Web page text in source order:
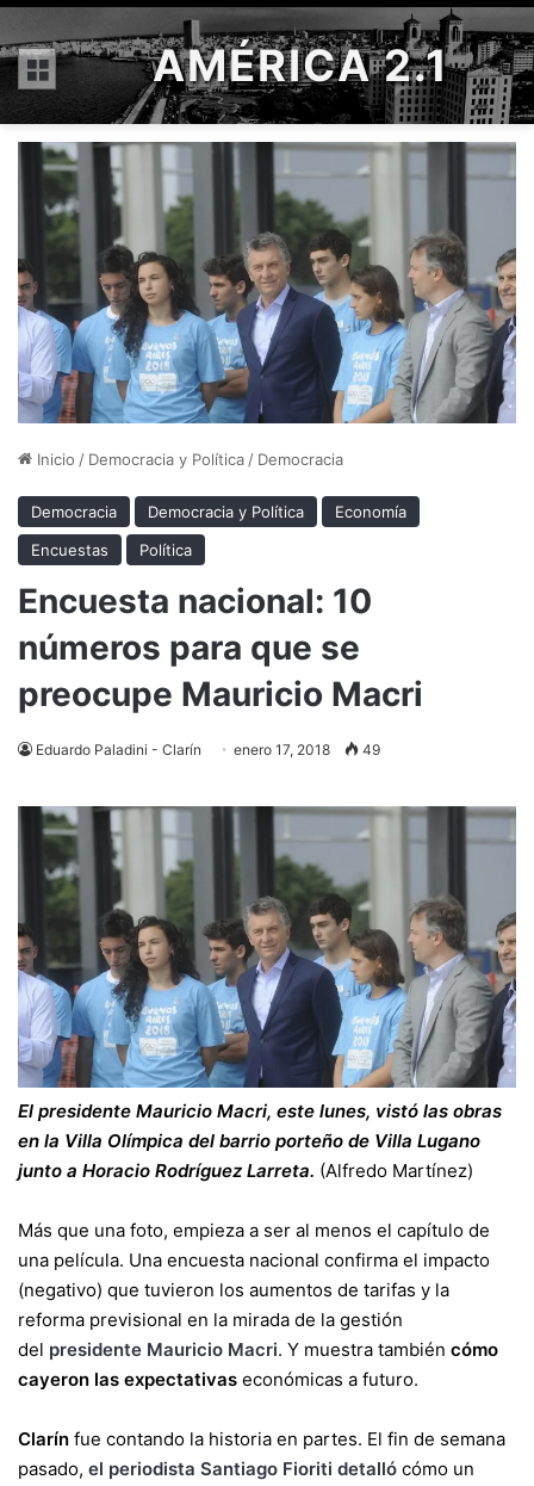
Menú AMÉRICA 2.1
Inicio / Democracia y Política/ Democracia
Democracia Democracia y Política
Economía
Encuestas
Política
Encuesta nacional: 10
números para que se
preocupe Mauricio Macri
Eduardo Paladini - Clarín enero 17, 2018 49
El presidente Mauricio Macri, este lunes, vistó las obras
en la Villa Olímpica del barrio porteño de Villa Lugano
junto a Horacio Rodríguez Larreta. (Alfredo Martínez)
Más que una foto, empieza a ser al menos el capítulo de
una película. Una encuesta nacional confirma el impacto
(negativo) que tuvieron los aumentos de tarifas y la
reforma previsional en la mirada de la gestión
del presidente Mauricio Macri. Y muestra también cómo
cayeron las expectativas económicas a futuro.
Clarín fue contando la historia en partes. El fin de semana
pasado, el periodista Santiago Fioriti detalló cómo un